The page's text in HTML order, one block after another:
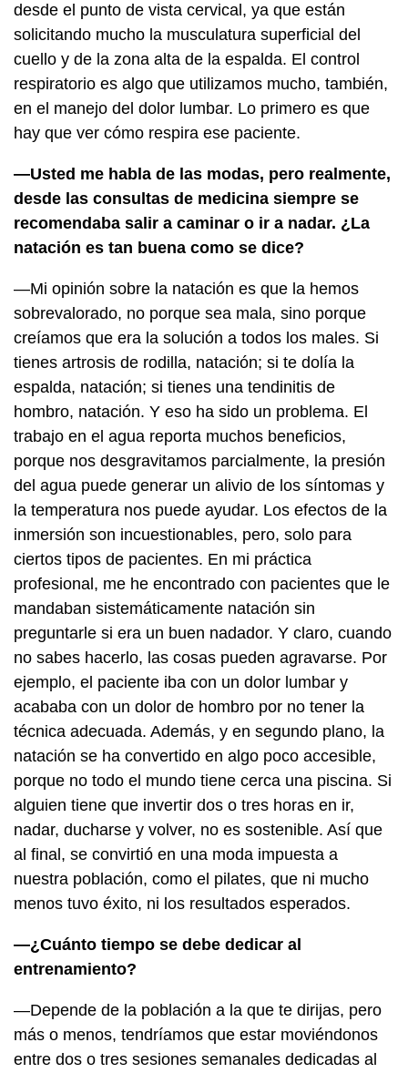
desde el punto de vista cervical, ya que están
solicitando mucho la musculatura superficial del
cuello y de la zona alta de la espalda. El control
respiratorio es algo que utilizamos mucho, también,
en el manejo del dolor lumbar. Lo primero es que
hay que ver cómo respira ese paciente.
—Usted me habla de las modas, pero realmente,
desde las consultas de medicina siempre se
recomendaba salir a caminar o ir a nadar. ¿La
natación es tan buena como se dice?
—Mi opinión sobre la natación es que la hemos
sobrevalorado, no porque sea mala, sino porque
creíamos que era la solución a todos los males. Si
tienes artrosis de rodilla, natación; si te dolía la
espalda, natación; si tienes una tendinitis de
hombro, natación. Y eso ha sido un problema. El
trabajo en el agua reporta muchos beneficios,
porque nos desgravitamos parcialmente, la presión
del agua puede generar un alivio de los síntomas y
la temperatura nos puede ayudar. Los efectos de la
inmersión son incuestionables, pero, solo para
ciertos tipos de pacientes. En mi práctica
profesional, me he encontrado con pacientes que le
mandaban sistemáticamente natación sin
preguntarle si era un buen nadador. Y claro, cuando
no sabes hacerlo, las cosas pueden agravarse. Por
ejemplo, el paciente iba con un dolor lumbar y
acababa con un dolor de hombro por no tener la
técnica adecuada. Además, y en segundo plano, la
natación se ha convertido en algo poco accesible,
porque no todo el mundo tiene cerca una piscina. Si
alguien tiene que invertir dos o tres horas en ir,
nadar, ducharse y volver, no es sostenible. Así que
al final, se convirtió en una moda impuesta a
nuestra población, como el pilates, que ni mucho
menos tuvo éxito, ni los resultados esperados.
—¿Cuánto tiempo se debe dedicar al
entrenamiento?
—Depende de la población a la que te dirijas, pero
más o menos, tendríamos que estar moviéndonos
entre dos o tres sesiones semanales dedicadas al